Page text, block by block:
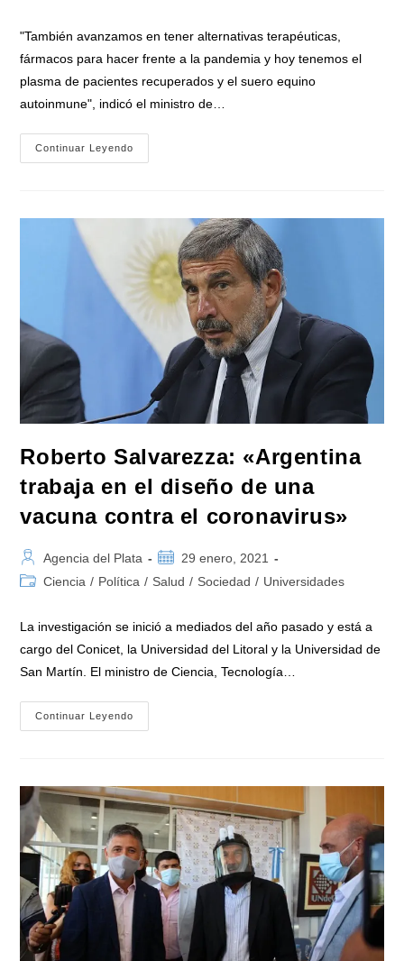
"También avanzamos en tener alternativas terapéuticas,
fármacos para hacer frente a la pandemia y hoy tenemos el
plasma de pacientes recuperados y el suero equino
autoinmune", indicó el ministro de…
Continuar Leyendo
Salvarezza
Marzo
Del
2020
Se
Puso
Todo
El
Sistema
De
Ciencia
Trabajar
Se
Avanzó
En
Frentes»
Roberto Salvarezza: «Argentina
trabaja en el diseño de una
vacuna contra el coronavirus»
Autor
de
Agencia del Plata
Publicación
de
29 enero, 2021
Categoría
la
Ciencia / Política / Salud / Sociedad / Universidades
La investigación se inició a mediados del año pasado y está a
cargo del Conicet, la Universidad del Litoral y la Universidad de
San Martín. El ministro de Ciencia, Tecnología…
Continuar Leyendo
Salvarezza:
Diseño
De
Una
Vacuna
Contra
El
Coronavirus»